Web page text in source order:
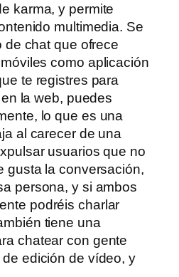
karma, y permite
multimedia. Se
de chat que ofrece
como aplicación
te registres para
la web, puedes
lo que es una
al carecer de una
usuarios que no
gusta la conversación,
persona, y si ambos
podréis charlar
tiene una
chatear con gente
edición de vídeo, y